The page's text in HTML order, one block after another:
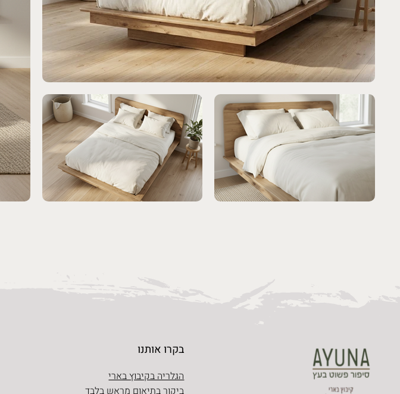
בקרו אותנו
הגלריה בקיבוץ בארי